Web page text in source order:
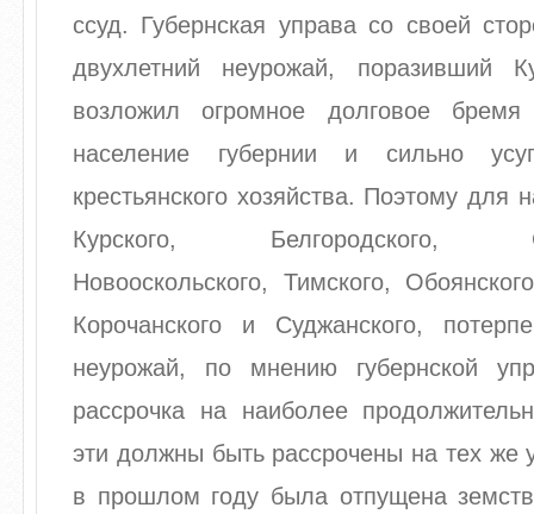
ссуд. Губернская управа со своей
двухлетний неурожай, поразивший
возложил огромное долговое бремя
население губернии и сильно
крестьянского хозяйства. Поэтому для
Курского, Белгородского,
Новооскольского, Тимского,
Корочанского и Суджанского,
неурожай, по мнению губернской
рассрочка на наиболее
эти должны быть рассрочены на тех же
в прошлом году была отпущена